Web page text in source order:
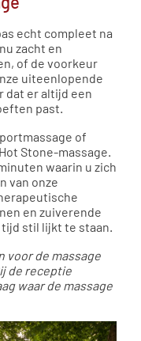
echt compleet na
zacht en
of de voorkeur
uiteenlopende
dat er altijd een
past.
of
Stone-massage.
waarin u zich
van onze
en zuiverende
stil lijkt te staan.
voor de massage
de receptie
waar de massage